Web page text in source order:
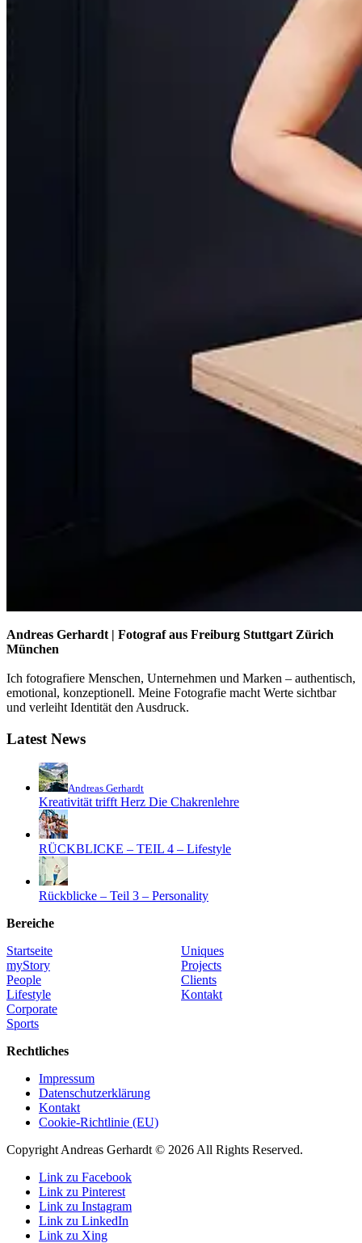
Andreas Gerhardt | Fotograf aus Freiburg Stuttgart Zürich
München
Ich fotografiere Menschen, Unternehmen und Marken – authentisch,
emotional, konzeptionell. Meine Fotografie macht Werte sichtbar
und verleiht Identität den Ausdruck.
Latest News
Andreas Gerhardt
Kreativität trifft Herz Die Chakrenlehre
RÜCKBLICKE – TEIL 4 – Lifestyle
Rückblicke – Teil 3 – Personality
Bereiche
Startseite
myStory
People
Lifestyle
Corporate
Sports
Uniques
Projects
Clients
Kontakt
Rechtliches
Impressum
Datenschutzerklärung
Kontakt
Cookie-Richtlinie (EU)
Copyright Andreas Gerhardt © 2026 All Rights Reserved.
Link zu Facebook
Link zu Pinterest
Link zu Instagram
Link zu LinkedIn
Link zu Xing